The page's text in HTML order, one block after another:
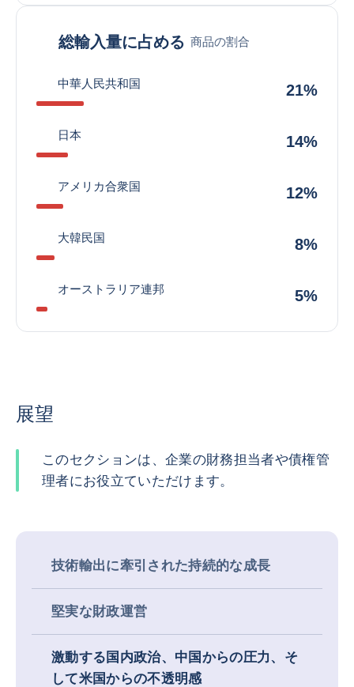
総輸入量に占める 商品の割合
中華人民共和国 21%
日本 14%
アメリカ合衆国 12%
大韓民国 8%
オーストラリア連邦 5%
展望
このセクションは、企業の財務担当者や債権管
理者にお役立ていただけます。
技術輸出に牽引された持続的な成長
堅実な財政運営
激動する国内政治、中国からの圧力、そ
して米国からの不透明感